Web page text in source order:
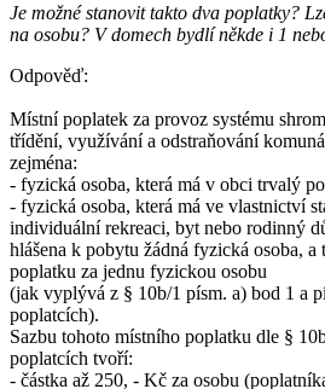
Je možné stanovit takto dva poplatky?
na osobu? V domech bydlí někde i 1
Odpověď:
Místní poplatek za provoz systému
třídění, využívání a odstraňování
zejména:
- fyzická osoba, která má v obci trvalý
- fyzická osoba, která má ve vlastnictví
individuální rekreaci, byt nebo rodinný
hlášena k pobytu žádná fyzická osoba,
poplatku za jednu fyzickou osobu
(jak vyplývá z § 10b/1 písm. a) bod 1 a
poplatcích).
Sazbu tohoto místního poplatku dle §
poplatcích tvoří:
- částka až 250, - Kč za osobu